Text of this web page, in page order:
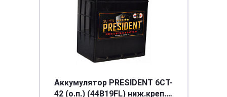
Аккумулятор PRESIDENT 6СТ-
42 (о.п.) (44B19FL) ниж.креп.